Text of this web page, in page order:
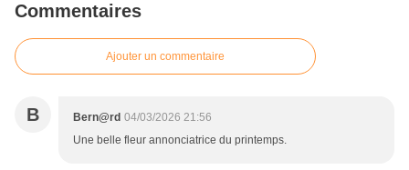
Commentaires
Ajouter un commentaire
B Bern@rd 04/03/2026 21:56
Une belle fleur annonciatrice du printemps.